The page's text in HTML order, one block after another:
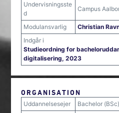
Undervisningsste
d
Campus
Modulansvarlig
Christian
Indgår i
Studieordning for
digitalisering, 2023
ORGANISATION
Uddannelsesejer
Bachelor